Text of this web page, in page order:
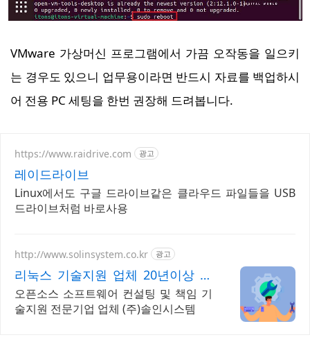
VMware 가상머신 프로그램에서 가끔 오작동을 일으키
는 경우도 있으니 업무용이라면 반드시 자료를 백업하시
어 전용 PC 세팅을 한번 권장해 드려봅니다.
https://www.raidrive.com 광고
레이드라이브
Linux에서도 구글 드라이브같은 클라우드 파일들을 USB
드라이브처럼 바로사용
http://www.solinsystem.co.kr 광고
리눅스 기술지원 업체 20년이상 기
술지원 노하우
오픈소스 소프트웨어 컨설팅 및 책임 기
술지원 전문기업 업체 (주)솔인시스템